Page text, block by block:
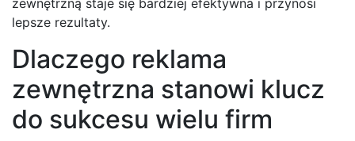
lepsze rezultaty.
Dlaczego reklama
zewnętrzna stanowi klucz
do sukcesu wielu firm